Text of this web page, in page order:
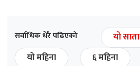
सर्वाधिक धेरै पढिएको
यो साता
यो महिना
६ महिना